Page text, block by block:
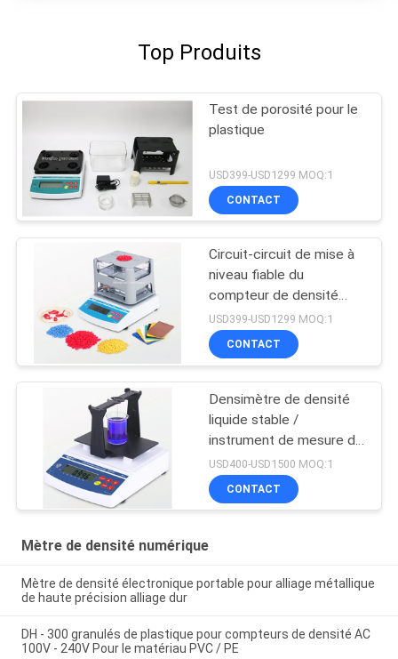
Top Produits
Test de porosité pour le
plastique
USD399-USD1299 MOQ:1
CONTACT
Circuit-circuit de mise à
niveau fiable du
compteur de densité
solide avec fil de
connexion de données
USD399-USD1299 MOQ:1
CONTACT
Densimètre de densité
liquide stable /
instrument de mesure de
la concentration pour
liquide alcalin fortement
acide
USD400-USD1500 MOQ:1
CONTACT
Mètre de densité numérique
Mètre de densité électronique portable pour alliage métallique
de haute précision alliage dur
DH - 300 granulés de plastique pour compteurs de densité AC
100V - 240V Pour le matériau PVC / PE